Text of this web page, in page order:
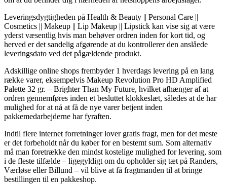
Leveringsdygtigheden på Health & Beauty || Personal Care ||
Cosmetics || Makeup || Lip Makeup || Lipstick kan vise sig at være
yderst væsentlig hvis man behøver ordren inden for kort tid, og
herved er det sandelig afgørende at du kontrollerer den anslåede
leveringsdato ved det pågældende produkt.
Adskillige online shops frembyder 1 hverdags levering på en lang
række varer, eksempelvis Makeup Revolution Pro HD Amplified
Palette 32 gr. – Brighter Than My Future, hvilket afhænger af at
ordren gennemføres inden et besluttet klokkeslæt, således at de har
mulighed for at nå at få de nye varer betjent inden
pakkemedarbejderne har fyraften.
Indtil flere internet forretninger lover gratis fragt, men for det meste
er det forbeholdt når du køber for en bestemt sum. Som alternativ
må man foretrække den mindst kostelige mulighed for levering, som
i de fleste tilfælde – ligegyldigt om du opholder sig tæt på Randers,
Værløse eller Billund – vil blive at få fragtmanden til at bringe
bestillingen til en pakkeshop.